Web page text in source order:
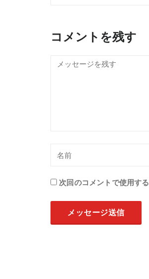
コメントを残す
次回のコメントで使用す